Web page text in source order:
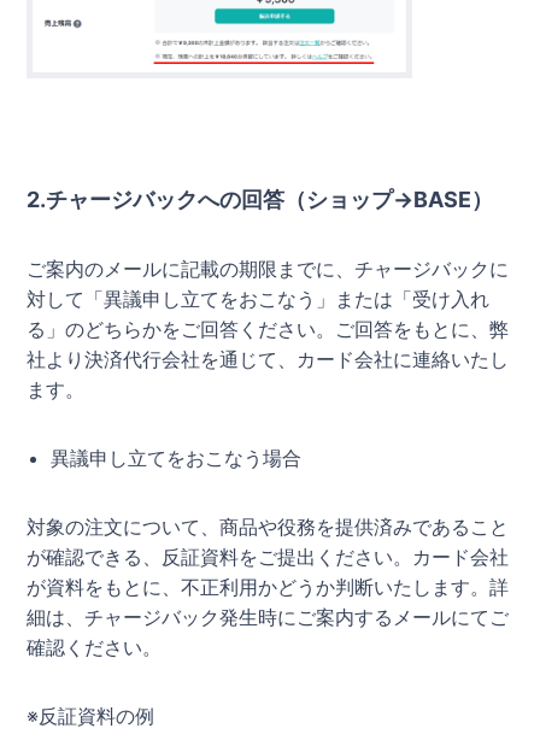
2.チャージバックへの回答（ショップ→BASE）
ご案内のメールに記載の期限までに、チャージバックに
対して「異議申し立てをおこなう」または「受け入れ
る」のどちらかをご回答ください。ご回答をもとに、弊
社より決済代行会社を通じて、カード会社に連絡いたし
ます。
異議申し立てをおこなう場合
対象の注文について、商品や役務を提供済みであること
が確認できる、反証資料をご提出ください。カード会社
が資料をもとに、不正利用かどうか判断いたします。詳
細は、チャージバック発生時にご案内するメールにてご
確認ください。
※反証資料の例